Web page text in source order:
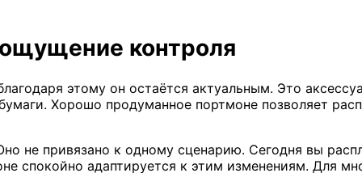
контроля
этому он остаётся актуальным. Это
Хорошо продуманное портмоне позволяет
не привязано к одному сценарию. Сегодня вы
спокойно адаптируется к этим изменениям. Для